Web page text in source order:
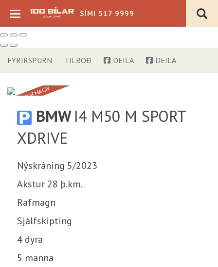
SÍMI 517 9999
Árgerð
Sjálfskipting
Beinskipting
Flott verð
4x4
FYRIRSPURN TILBOÐ DEILA DEILA
100% RAFMAGN
BMWI4 M50 M SPORT
XDRIVE
Nýskráning 5/2023
Akstur 28 þ.km.
Rafmagn
Sjálfskipting
4 dyra
5 manna